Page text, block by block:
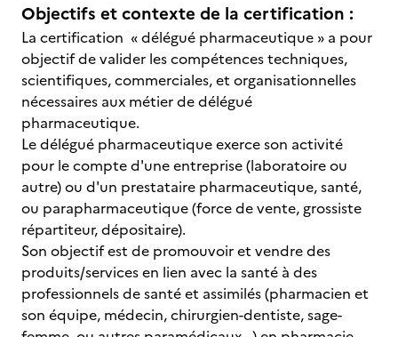
Objectifs et contexte de la certification :
La certification « délégué pharmaceutique » a pour
objectif de valider les compétences techniques,
scientifiques, commerciales, et organisationnelles
nécessaires aux métier de délégué
pharmaceutique.
Le délégué pharmaceutique exerce son activité
pour le compte d'une entreprise (laboratoire ou
autre) ou d'un prestataire pharmaceutique, santé,
ou parapharmaceutique (force de vente, grossiste
répartiteur, dépositaire).
Son objectif est de promouvoir et vendre des
produits/services en lien avec la santé à des
professionnels de santé et assimilés (pharmacien et
son équipe, médecin, chirurgien-dentiste, sage-